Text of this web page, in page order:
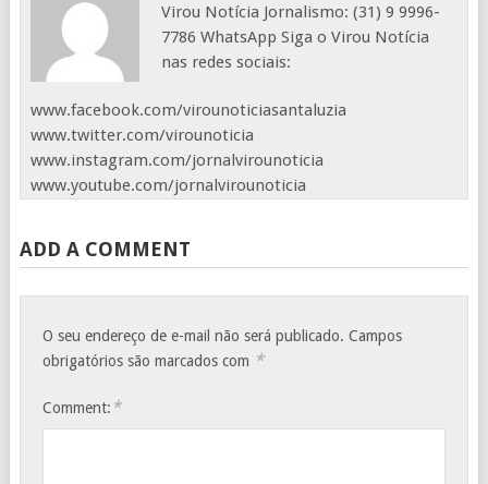
Virou Notícia Jornalismo: (31) 9 9996-
7786 WhatsApp Siga o Virou Notícia
nas redes sociais:
www.facebook.com/virounoticiasantaluzia
www.twitter.com/virounoticia
www.instagram.com/jornalvirounoticia
www.youtube.com/jornalvirounoticia
ADD A COMMENT
O seu endereço de e-mail não será publicado. Campos
obrigatórios são marcados com *
Comment: *